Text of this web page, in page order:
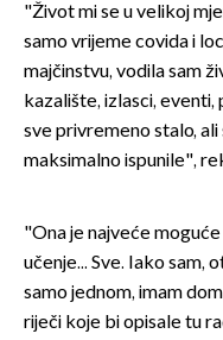
"Život mi se u velikoj
samo vrijeme covida i
majčinstvu, vodila sam
kazalište, izlasci, eventi,
sve privremeno stalo, ali
maksimalno ispunile",
"Ona je najveće
učenje... Sve. Iako sam,
samo jednom, imam
riječi koje bi opisale tu